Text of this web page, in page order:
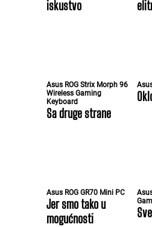
iskustvo
Asus ROG Strix Morph 96
Wireless Gaming
Keyboard
Sa druge strane
Asus ROG GR70 Mini PC
Jer smo tako u
mogućnosti